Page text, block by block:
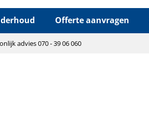
Offerte aanvragen
advies 070 - 39 06 060